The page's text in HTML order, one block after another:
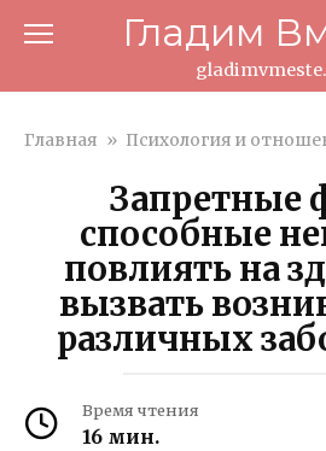
Гладим
Главная » Психология и
Запретные
способные
повлиять на
вызвать
различных
Время чтения
16 мин.